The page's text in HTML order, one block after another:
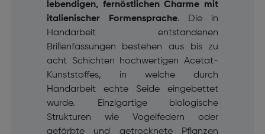
lebendigen, fernöstlichen Charme mit
italienischer Formensprache. Die in
Handarbeit entstandenen
Brillenfassungen bestehen aus bis zu
acht Schichten hochwertigen Acetat-
Kunststoffes, in welche durch
Handarbeit echte Seide eingebettet
wurde. Einzigartige biologische
Strukturen wie Vogelfedern oder
gefärbte und getrocknete Pflanzen